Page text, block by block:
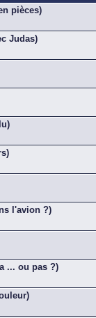
pièces)
Judas)
l'avion ?)
... ou pas ?)